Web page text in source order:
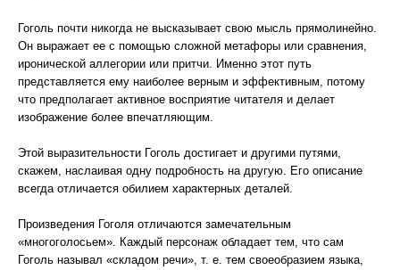
Гоголь почти никогда не высказывает свою мысль прямолинейно.
Он выражает ее с помощью сложной метафоры или сравнения,
иронической аллегории или притчи. Именно этот путь
представляется ему наиболее верным и эффективным, потому
что предполагает активное восприятие читателя и делает
изображение более впечатляющим.
Этой выразительности Гоголь достигает и другими путями,
скажем, наслаивая одну подробность на другую. Его описание
всегда отличается обилием характерных деталей.
Произведения Гоголя отличаются замечательным
«многоголосьем». Каждый персонаж обладает тем, что сам
Гоголь называл «складом речи», т. е. тем своеобразием языка,